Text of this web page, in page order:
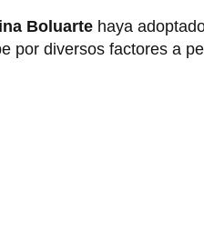
Boluarte haya
por diversos factores a